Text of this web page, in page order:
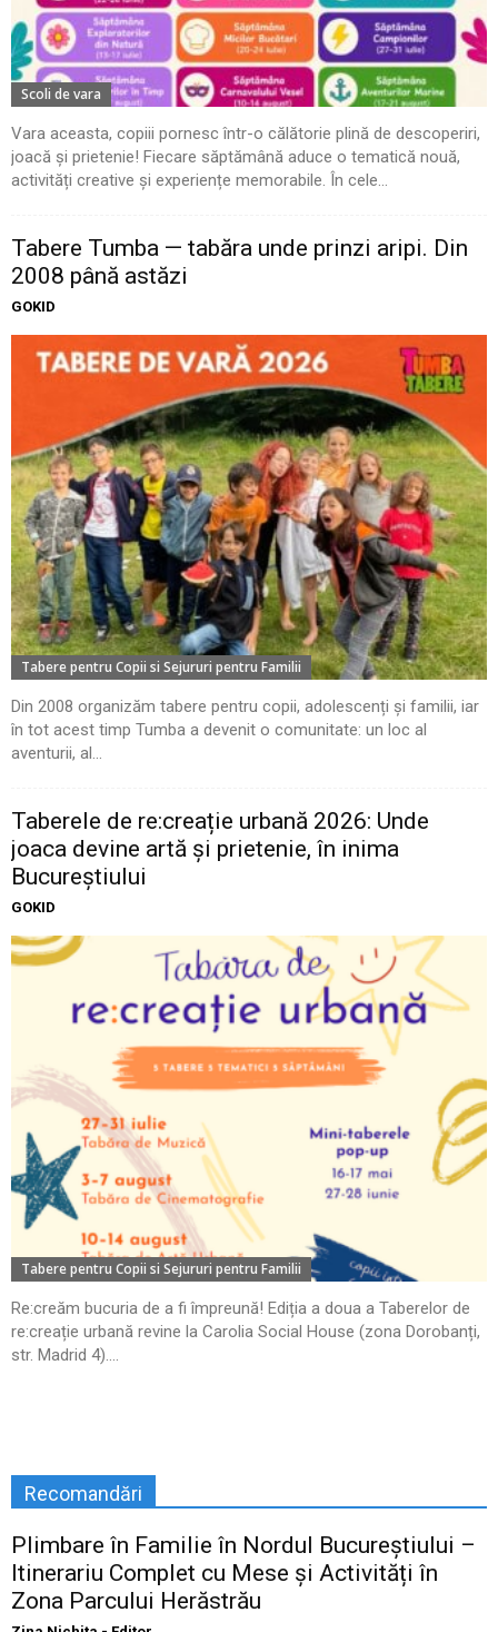
Scoli de vara
Vara aceasta, copiii pornesc într-o călătorie plină de descoperiri,
joacă și prietenie! Fiecare săptămână aduce o tematică nouă,
activități creative și experiențe memorabile. În cele...
Tabere Tumba — tabăra unde prinzi aripi. Din
2008 până astăzi
GOKID
Tabere pentru Copii si Sejururi pentru Familii
Din 2008 organizăm tabere pentru copii, adolescenți și familii, iar
în tot acest timp Tumba a devenit o comunitate: un loc al
aventurii, al...
Taberele de re:creație urbană 2026: Unde
joaca devine artă și prietenie, în inima
Bucureștiului
GOKID
Tabere pentru Copii si Sejururi pentru Familii
Re:creăm bucuria de a fi împreună! Ediția a doua a Taberelor de
re:creație urbană revine la Carolia Social House (zona Dorobanți,
str. Madrid 4)....
Recomandări
Plimbare în Familie în Nordul Bucureștiului –
Itinerariu Complet cu Mese și Activități în
Zona Parcului Herăstrău